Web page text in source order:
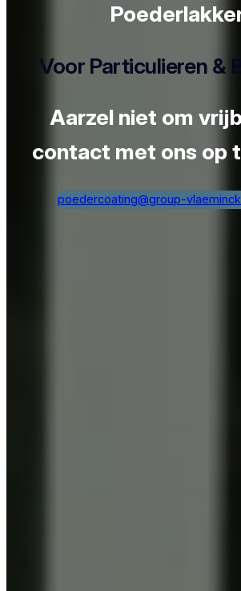
Voor Particulieren &
Aarzel niet om
contact met ons op
poedercoating@group-